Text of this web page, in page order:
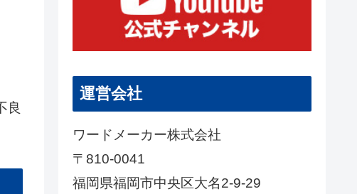
良
運営会社
ワードメーカー株式会社
〒810-0041
福岡県福岡市中央区大名2-9-29